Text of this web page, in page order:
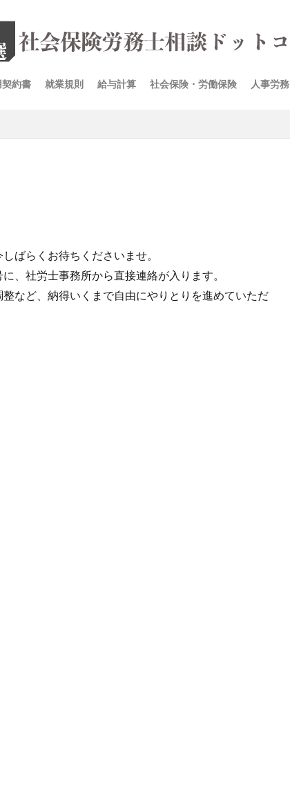
契約書 就業規則 給与計算 社会保険・労働保険 人事労務
ばらくお待ちくださいませ。
、社労士事務所から直接連絡が入ります。
など、納得いくまで自由にやりとりを進めていただ